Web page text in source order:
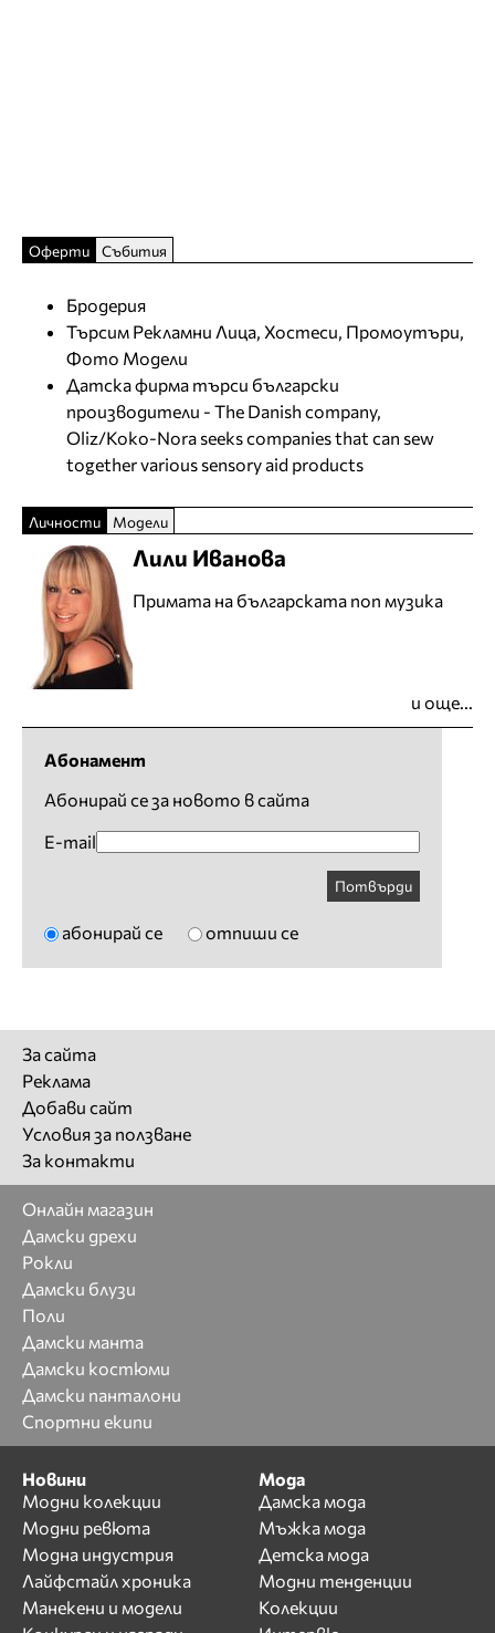
Оферти Събития
Бродерия
Търсим Рекламни Лица, Хостеси, Промоутъри,
Фото Модели
Датска фирма търси български
производители - The Danish company,
Oliz/Koko-Nora seeks companies that can sew
together various sensory aid products
Личности Модели
Лили Иванова
Примата на българската поп музика
и още...
Абонамент
Абонирай се за новото в сайта
E-mail
Потвърди
абонирай се отпиши се
За сайта
Реклама
Добави сайт
Условия за ползване
За контакти
Онлайн магазин
Дамски дрехи
Рокли
Дамски блузи
Поли
Дамски манта
Дамски костюми
Дамски панталони
Спортни екипи
Новини
Модни колекции
Модни ревюта
Модна индустрия
Лайфстайл хроника
Манекени и модели
Мода
Дамска мода
Мъжка мода
Детска мода
Модни тенденции
Колекции